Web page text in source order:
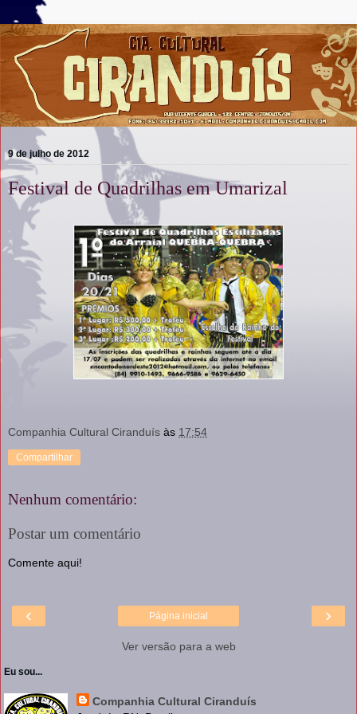
9 de julho de 2012
Festival de Quadrilhas em Umarizal
Companhia Cultural Ciranduís às 17:54
Compartilhar
Nenhum comentário:
Postar um comentário
Comente aqui!
‹ ›
Página inicial
Ver versão para a web
Eu sou...
Companhia Cultural Ciranduís